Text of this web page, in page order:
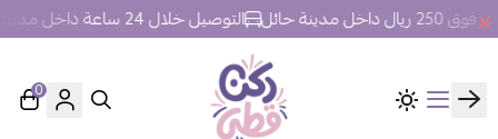
مدينة حائل التوصيل خلال 24 ساعة داخل مدينة حائل.
ركن قطي
0